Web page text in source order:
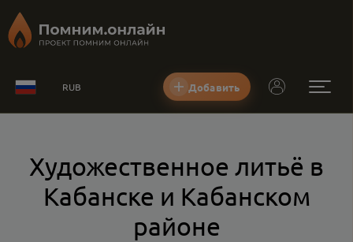
RUB Добавить
Художественное литьё в
Кабанске и Кабанском
районе